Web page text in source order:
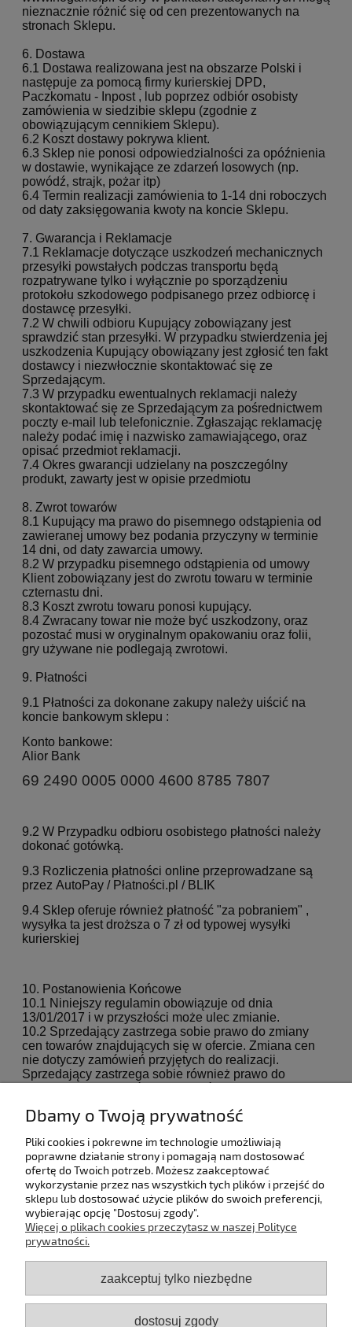
nieznacznie różnić się od cen prezentowanych na
stronach Sklepu.
6. Dostawa
6.1 Dostawa realizowana jest na obszarze Polski i
następuje za pomocą firmy kurierskiej DPD,
Paczkomatu - Inpost , lub poprzez odbiór osobisty
zamówienia w siedzibie sklepu (zgodnie z
obowiązującym cennikiem Sklepu).
6.2 Koszt dostawy pokrywa klient.
6.3 Sklep nie ponosi odpowiedzialności za opóźnienia
w dostawie, wynikające ze zdarzeń losowych (np.
powódź, strajk, pożar itp)
6.4 Termin realizacji zamówienia to 1-14 dni roboczych
od daty zaksięgowania kwoty na koncie Sklepu.
7. Gwarancja i Reklamacje
7.1 Reklamacje dotyczące uszkodzeń mechanicznych
przesyłki powstałych podczas transportu będą
rozpatrywane tylko i wyłącznie po sporządzeniu
protokołu szkodowego podpisanego przez odbiorcę i
dostawcę przesyłki.
7.2 W chwili odbioru Kupujący zobowiązany jest
sprawdzić stan przesyłki. W przypadku stwierdzenia jej
uszkodzenia Kupujący obowiązany jest zgłosić ten fakt
dostawcy i niezwłocznie skontaktować się ze
Sprzedającym.
7.3 W przypadku ewentualnych reklamacji należy
skontaktować się ze Sprzedającym za pośrednictwem
poczty e-mail lub telefonicznie. Zgłaszając reklamację
należy podać imię i nazwisko zamawiającego, oraz
opisać przedmiot reklamacji.
7.4 Okres gwarancji udzielany na poszczególny
produkt, zawarty jest w opisie przedmiotu
8. Zwrot towarów
8.1 Kupujący ma prawo do pisemnego odstąpienia od
zawieranej umowy bez podania przyczyny w terminie
14 dni, od daty zawarcia umowy.
8.2 W przypadku pisemnego odstąpienia od umowy
Klient zobowiązany jest do zwrotu towaru w terminie
czternastu dni.
8.3 Koszt zwrotu towaru ponosi kupujący.
8.4 Zwracany towar nie może być uszkodzony, oraz
pozostać musi w oryginalnym opakowaniu oraz folii,
gry używane nie podlegają zwrotowi.
9. Płatności
9.1 Płatności za dokonane zakupy należy uiścić na
koncie bankowym sklepu :
Konto bankowe:
Alior Bank
69 2490 0005 0000 4600 8785 7807
9.2 W Przypadku odbioru osobistego płatności należy
dokonać gotówką.
9.3 Rozliczenia płatności online przeprowadzane są
przez AutoPay / Płatności.pl / BLIK
9.4 Sklep oferuje również płatność "za pobraniem" ,
wysyłka ta jest droższa o 7 zł od typowej wysyłki
kurierskiej
10. Postanowienia Końcowe
10.1 Niniejszy regulamin obowiązuje od dnia
13/01/2017 i w przyszłości może ulec zmianie.
10.2 Sprzedający zastrzega sobie prawo do zmiany
cen towarów znajdujących się w ofercie. Zmiana cen
nie dotyczy zamówień przyjętych do realizacji.
Sprzedający zastrzega sobie również prawo do
regulamin stosuje się przepisy Kodeksu Cywilnego.
Pomoc
Moje konto
Dbamy o Twoją prywatność
Pliki cookies i pokrewne im technologie umożliwiają
poprawne działanie strony i pomagają nam dostosować
ofertę do Twoich potrzeb. Możesz zaakceptować
wykorzystanie przez nas wszystkich tych plików i przejść do
sklepu lub dostosować użycie plików do swoich preferencji,
wybierając opcję "Dostosuj zgody".
Więcej o plikach cookies przeczytasz w naszej Polityce
prywatności.
zaakceptuj tylko niezbędne
dostosuj zgody